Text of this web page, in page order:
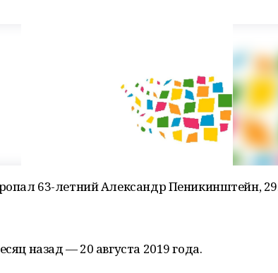
63-летний Александр Пеникинштейн,
назад — 20 августа 2019 года.